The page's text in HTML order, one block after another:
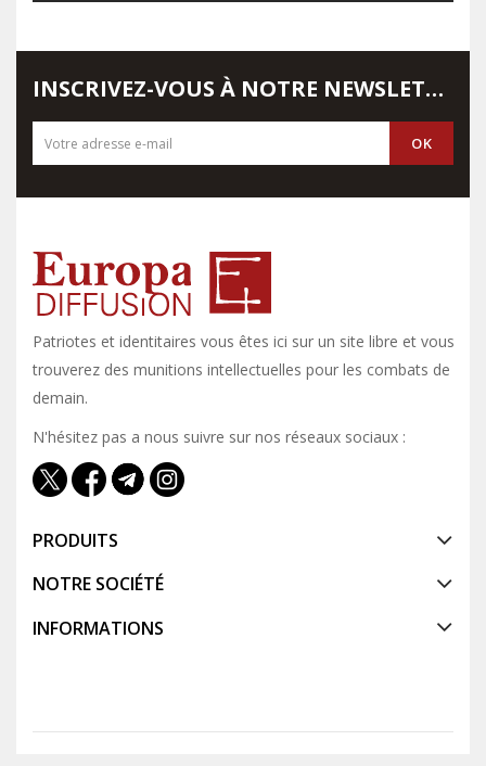
INSCRIVEZ-VOUS À NOTRE NEWSLETTER
Patriotes et identitaires vous êtes ici sur un site libre et vous y
trouverez des munitions intellectuelles pour les combats de
demain.
N'hésitez pas a nous suivre sur nos réseaux sociaux :
PRODUITS
NOTRE SOCIÉTÉ
INFORMATIONS